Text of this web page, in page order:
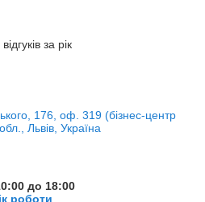
за рік
176, оф. 319 (бізнес-центр
Львів, Україна
до 18:00
роботи